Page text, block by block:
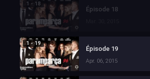
1 - 18
Épisode 18
1 - 19
Épisode 19
Apr. 06, 2015